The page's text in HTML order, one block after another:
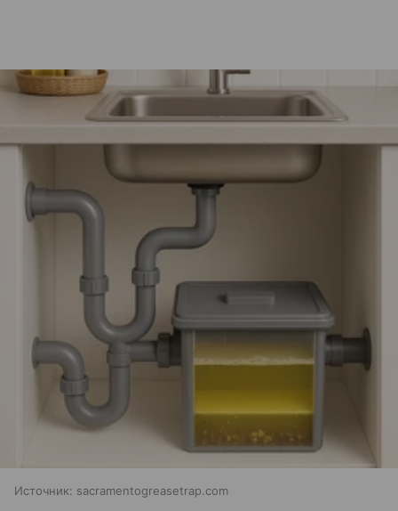
Источник: sacramentogreasetrap.com